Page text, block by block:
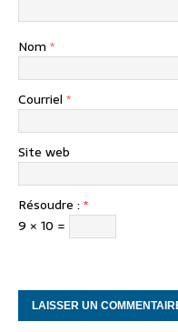
Nom *
Courriel *
Site web
Résoudre : *
9 × 10 =